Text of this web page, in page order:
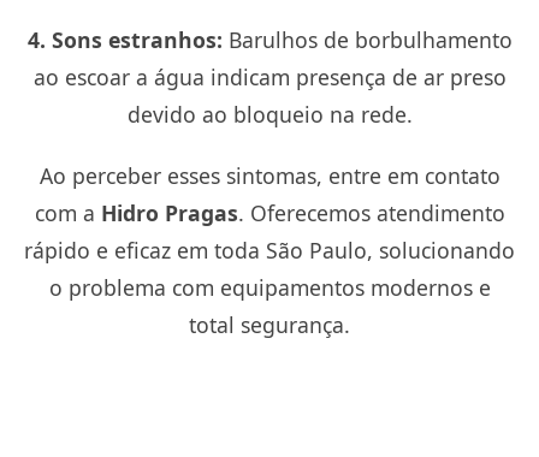
4. Sons estranhos: Barulhos de borbulhamento
ao escoar a água indicam presença de ar preso
devido ao bloqueio na rede.
Ao perceber esses sintomas, entre em contato
com a Hidro Pragas. Oferecemos atendimento
rápido e eficaz em toda São Paulo, solucionando
o problema com equipamentos modernos e
total segurança.